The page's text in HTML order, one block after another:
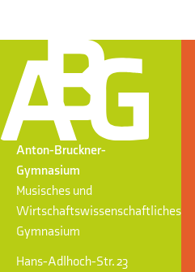
Anton-Bruckner-
Gymnasium
Musisches und
Wirtschaftswissenschaftliches
Gymnasium
Hans-Adlhoch-Str. 23